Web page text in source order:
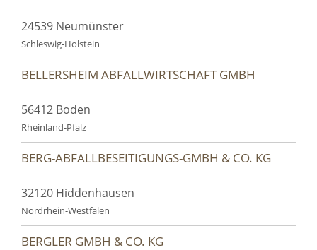
24539 Neumünster
Schleswig-Holstein
BELLERSHEIM ABFALLWIRTSCHAFT GMBH
56412 Boden
Rheinland-Pfalz
BERG-ABFALLBESEITIGUNGS-GMBH & CO. KG
32120 Hiddenhausen
Nordrhein-Westfalen
BERGLER GMBH & CO. KG